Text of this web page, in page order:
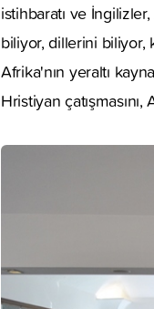
istihbaratı ve
biliyor, dillerini biliyor,
Afrika'nın yeraltı
Hristiyan